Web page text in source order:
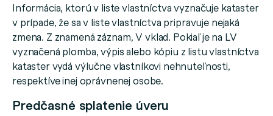
Informácia, ktorú v liste vlastníctva vyznačuje kataster
v prípade, že sa v liste vlastníctva pripravuje nejaká
zmena. Z znamená záznam, V vklad. Pokiaľ je na LV
vyznačená plomba, výpis alebo kópiu z listu vlastníctva
kataster vydá výlučne vlastníkovi nehnuteľnosti,
respektíve inej oprávnenej osobe.
Predčasné splatenie úveru